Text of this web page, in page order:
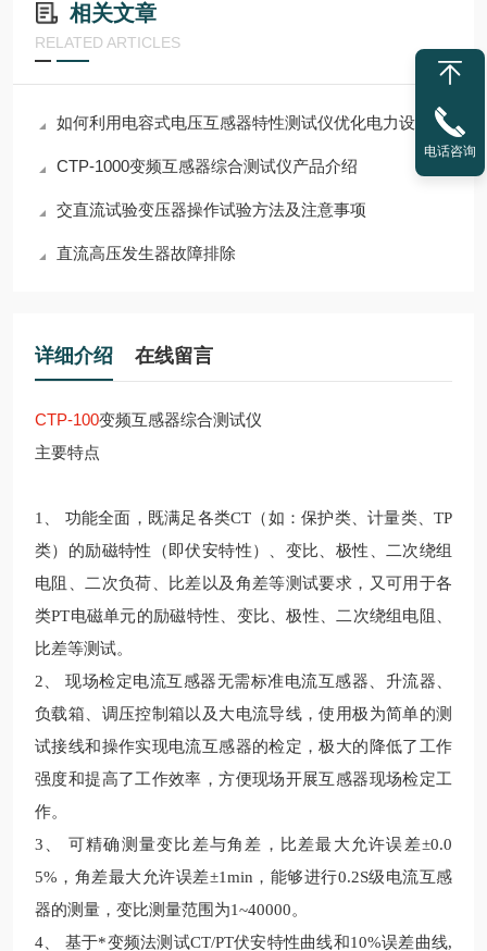
相关文章
RELATED ARTICLES
如何利用电容式电压互感器特性测试仪优化电力设备性能？
CTP-1000变频互感器综合测试仪产品介绍
交直流试验变压器操作试验方法及注意事项
直流高压发生器故障排除
详细介绍 在线留言
CTP-100变频互感器综合测试仪
主要特点
1、 功能全面，既满足各类CT （如：保护类、计量类、TP
类）的励磁特性（即伏安特性）、变比、极性、二次绕组
电阻、二次负荷、比差以及角差等测试要求，又可用于各
类PT电磁单元的励磁特性、变比、极性、二次绕组电阻、
比差等测试。
2、 现场检定电流互感器无需标准电流互感器、升流器、
负载箱、调压控制箱以及大电流导线，使用极为简单的测
试接线和操作实现电流互感器的检定，极大的降低了工作
强度和提高了工作效率，方便现场开展互感器现场检定工
作。
3、 可精确测量变比差与角差，比差最大允许误差±0.0
5% ，角差最大允许误差±1min ，能够进行0.2S级电流互感
器的测量，变比测量范围为1~40000。
4、 基于*变频法测试CT/PT伏安特性曲线和10%误差曲线,
电话咨询